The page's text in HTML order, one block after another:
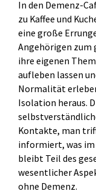
In den Demenz-
zu Kaffee und
eine große
Angehörigen zum
ihre eigenen
aufleben lassen
Normalität
Isolation heraus.
Kontakte, man
informiert, was im
bleibt Teil des
wesentlicher
ohne Demenz.